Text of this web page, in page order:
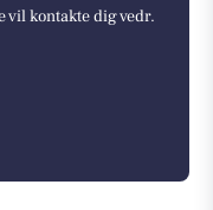
kontakte dig vedr.